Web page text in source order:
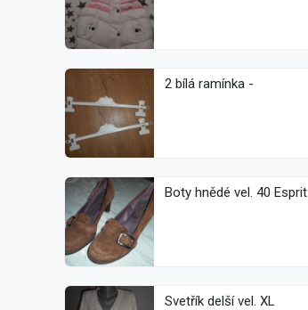
2 bílá ramínka -
Boty hnědé vel. 40 Esprit
Svetřík delší vel. XL